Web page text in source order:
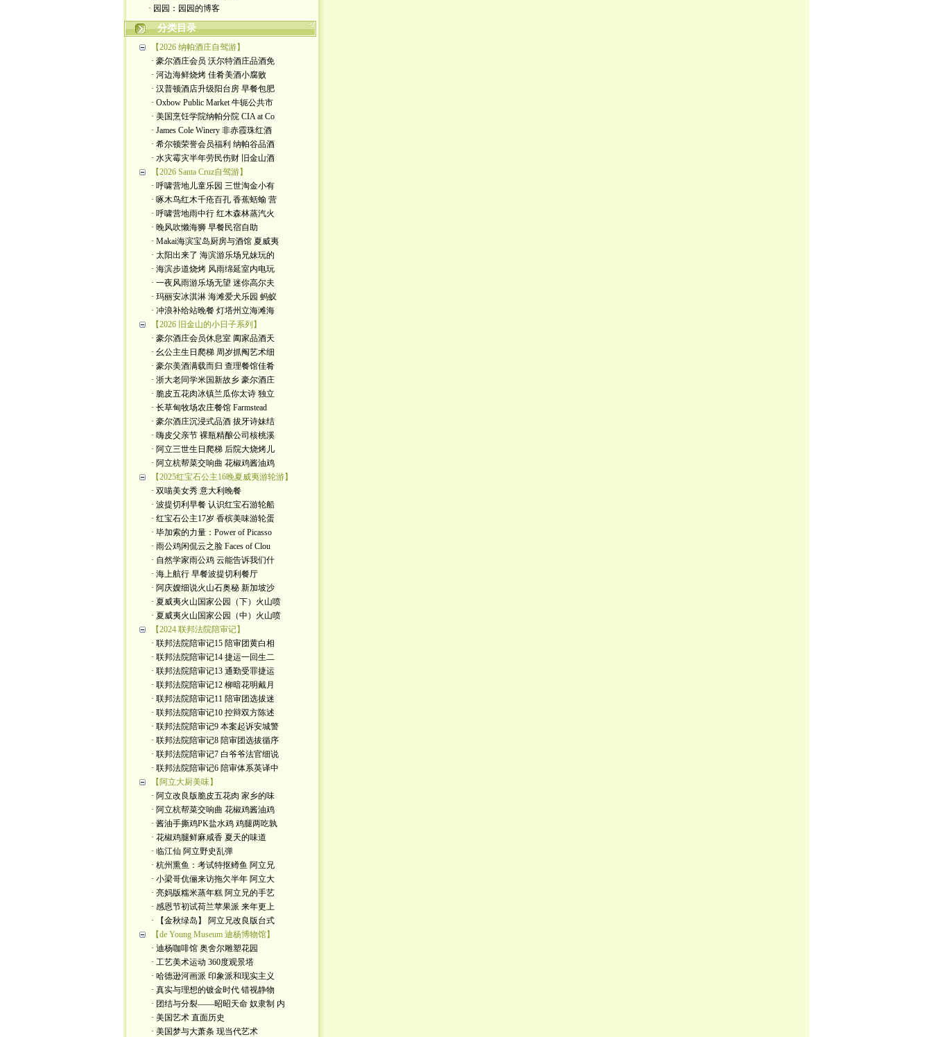
· 园园：园园的博客
分类目录
【2026 纳帕酒庄自驾游】
· 豪尔酒庄会员 沃尔特酒庄品酒免
· 河边海鲜烧烤 佳肴美酒小腐败
· 汉普顿酒店升级阳台房 早餐包肥
· Oxbow Public Market 牛轭公共市
· 美国烹饪学院纳帕分院 CIA at Co
· James Cole Winery 非赤霞珠红酒
· 希尔顿荣誉会员福利 纳帕谷品酒
· 水灾霉灾半年劳民伤财 旧金山酒
【2026 Santa Cruz自驾游】
· 呼啸营地儿童乐园 三世淘金小有
· 啄木鸟红木千疮百孔 香蕉蛞蝓 营
· 呼啸营地雨中行 红木森林蒸汽火
· 晚风吹懒海狮 早餐民宿自助
· Makai海滨宝岛厨房与酒馆 夏威夷
· 太阳出来了 海滨游乐场兄妹玩的
· 海滨步道烧烤 风雨绵延室内电玩
· 一夜风雨游乐场无望 迷你高尔夫
· 玛丽安冰淇淋 海滩爱犬乐园 蚂蚁
· 冲浪补给站晚餐 灯塔州立海滩海
【2026 旧金山的小日子系列】
· 豪尔酒庄会员休息室 阖家品酒天
· 幺公主生日爬梯 周岁抓阄艺术细
· 豪尔美酒满载而归 查理餐馆佳肴
· 浙大老同学米国新故乡 豪尔酒庄
· 脆皮五花肉冰镇兰瓜你太诗 独立
· 长草甸牧场农庄餐馆 Farmstead
· 豪尔酒庄沉浸式品酒 拔牙诗妹结
· 嗨皮父亲节 裸瓶精酿公司核桃溪
· 阿立三世生日爬梯 后院大烧烤儿
· 阿立杭帮菜交响曲 花椒鸡酱油鸡
【2025红宝石公主16晚夏威夷游轮游】
· 双喵美女秀 意大利晚餐
· 波提切利早餐 认识红宝石游轮船
· 红宝石公主17岁 香槟美味游轮蛋
· 毕加索的力量：Power of Picasso
· 雨公鸡闲侃云之脸 Faces of Clou
· 自然学家雨公鸡 云能告诉我们什
· 海上航行 早餐波提切利餐厅
· 阿庆嫂细说火山石奥秘 新加坡沙
· 夏威夷火山国家公园（下）火山喷
· 夏威夷火山国家公园（中）火山喷
【2024 联邦法院陪审记】
· 联邦法院陪审记15 陪审团黄白相
· 联邦法院陪审记14 捷运一回生二
· 联邦法院陪审记13 通勤受罪捷运
· 联邦法院陪审记12 柳暗花明戴月
· 联邦法院陪审记11 陪审团选拔迷
· 联邦法院陪审记10 控辩双方陈述
· 联邦法院陪审记9 本案起诉安城警
· 联邦法院陪审记8 陪审团选拔循序
· 联邦法院陪审记7 白爷爷法官细说
· 联邦法院陪审记6 陪审体系英译中
【阿立大厨美味】
· 阿立改良版脆皮五花肉 家乡的味
· 阿立杭帮菜交响曲 花椒鸡酱油鸡
· 酱油手撕鸡PK盐水鸡 鸡腿两吃孰
· 花椒鸡腿鲜麻咸香 夏天的味道
· 临江仙 阿立野史乱弹
· 杭州熏鱼：考试特抠鳟鱼 阿立兄
· 小梁哥伉俪来访拖欠半年 阿立大
· 亮妈版糯米蒸年糕 阿立兄的手艺
· 感恩节初试荷兰苹果派 来年更上
· 【金秋绿岛】 阿立兄改良版台式
【de Young Museum 迪杨博物馆】
· 迪杨咖啡馆 奥舍尔雕塑花园
· 工艺美术运动 360度观景塔
· 哈德逊河画派 印象派和现实主义
· 真实与理想的镀金时代 错视静物
· 团结与分裂——昭昭天命 奴隶制 内
· 美国艺术 直面历史
· 美国梦与大萧条 现当代艺术